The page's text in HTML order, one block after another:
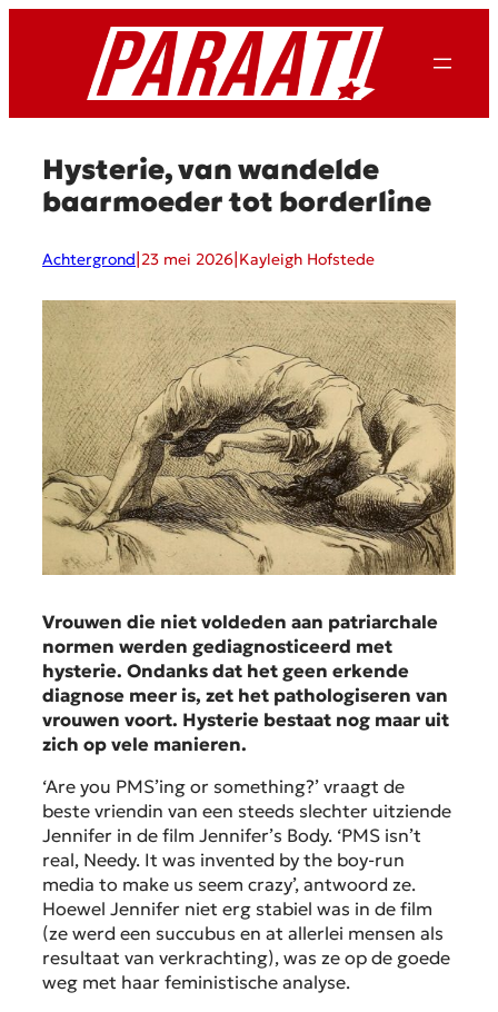
Hysterie, van wandelde
baarmoeder tot borderline
Achtergrond 23 mei 2026 Kayleigh Hofstede
Vrouwen die niet voldeden aan patriarchale
normen werden gediagnosticeerd met
hysterie. Ondanks dat het geen erkende
diagnose meer is, zet het pathologiseren van
vrouwen voort. Hysterie bestaat nog maar uit
zich op vele manieren.
‘Are you PMS’ing or something?’ vraagt de
beste vriendin van een steeds slechter uitziende
Jennifer in de film Jennifer’s Body. ‘PMS isn’t
real, Needy. It was invented by the boy-run
media to make us seem crazy’, antwoord ze.
Hoewel Jennifer niet erg stabiel was in de film
(ze werd een succubus en at allerlei mensen als
resultaat van verkrachting), was ze op de goede
weg met haar feministische analyse.